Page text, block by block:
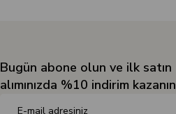
Bugün abone olun ve ilk satın
alımınızda %10 indirim kazanın